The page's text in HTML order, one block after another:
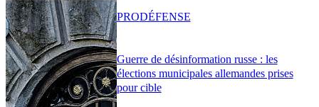
Guerre de désinformation russe : les
élections municipales allemandes prises
pour cible
PRODÉFENSE